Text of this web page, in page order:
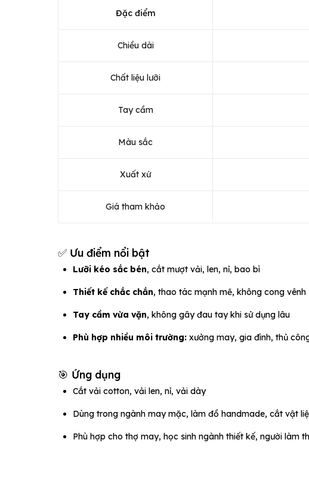
Đặc điểm
Chiều dài
Chất liệu lưỡi
Tay cầm
Màu sắc
Xuất xứ
Giá tham khảo
✅ Ưu điểm nổi bật
Lưỡi kéo sắc bén, cắt mượt vải, len, nỉ, bao bì
Thiết kế chắc chắn, thao tác mạnh mẽ, không cong vênh
Tay cầm vừa vặn, không gây đau tay khi sử dụng lâu
Phù hợp nhiều môi trường: xưởng may, gia đình, thủ
🎯 Ứng dụng
Cắt vải cotton, vải len, nỉ, vải dày
Dùng trong ngành may mặc, làm đồ handmade, cắt vật
Phù hợp cho thợ may, học sinh ngành thiết kế, người làm